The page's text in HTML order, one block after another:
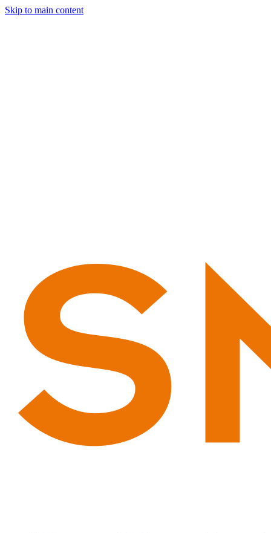
Skip to main content